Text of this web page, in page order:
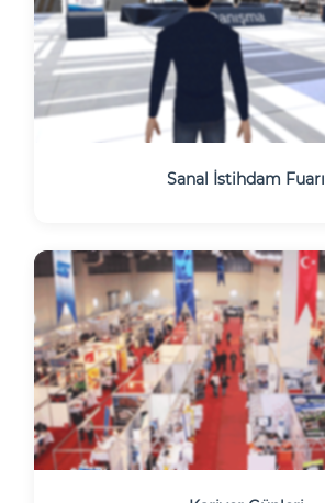
Sanal İstihdam Fuarı